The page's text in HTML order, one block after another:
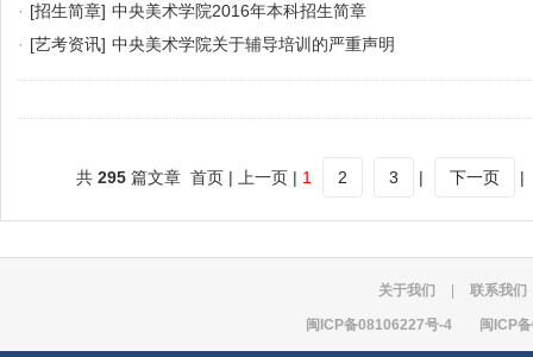
· [招生简章] 中央美术学院2016年本科招生简章
· [艺考资讯] 中央美术学院关于辅导培训的严重声明
共 295 篇文章 首页 | 上一页 | 1 2 3 | 下一页 |
关于我们 联系我们
闽ICP备08106227号-4 闽ICP